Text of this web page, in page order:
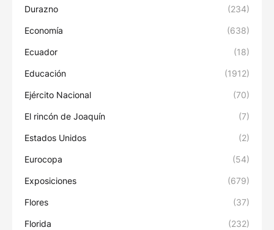
Durazno (234)
Economía (638)
Ecuador (18)
Educación (1912)
Ejército Nacional (70)
El rincón de Joaquín (7)
Estados Unidos (2)
Eurocopa (54)
Exposiciones (679)
Flores (37)
Florida (232)